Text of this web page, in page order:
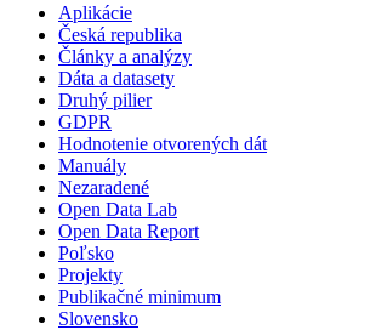
Aplikácie
Česká republika
Články a analýzy
Dáta a datasety
Druhý pilier
GDPR
Hodnotenie otvorených dát
Manuály
Nezaradené
Open Data Lab
Open Data Report
Poľsko
Projekty
Publikačné minimum
Slovensko